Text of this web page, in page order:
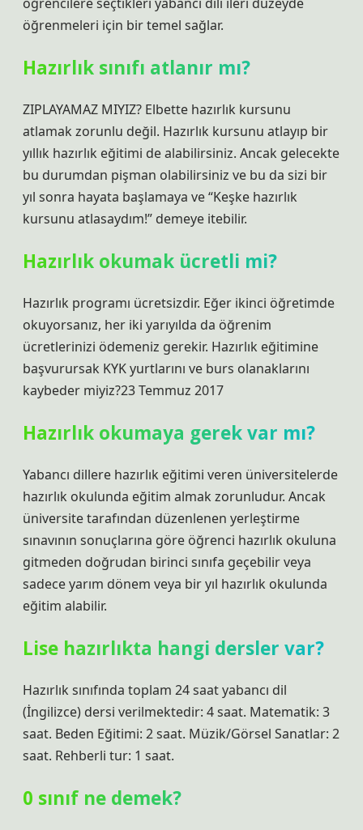
öğrenmeleri için bir temel sağlar.
Hazırlık sınıfı atlanır mı?
ZIPLAYAMAZ MIYIZ? Elbette hazırlık kursunu
atlamak zorunlu değil. Hazırlık kursunu atlayıp bir
yıllık hazırlık eğitimi de alabilirsiniz. Ancak gelecekte
bu durumdan pişman olabilirsiniz ve bu da sizi bir
yıl sonra hayata başlamaya ve “Keşke hazırlık
kursunu atlasaydım!” demeye itebilir.
Hazırlık okumak ücretli mi?
Hazırlık programı ücretsizdir. Eğer ikinci öğretimde
okuyorsanız, her iki yarıyılda da öğrenim
ücretlerinizi ödemeniz gerekir. Hazırlık eğitimine
başvurursak KYK yurtlarını ve burs olanaklarını
kaybeder miyiz?23 Temmuz 2017
Hazırlık okumaya gerek var mı?
Yabancı dillere hazırlık eğitimi veren üniversitelerde
hazırlık okulunda eğitim almak zorunludur. Ancak
üniversite tarafından düzenlenen yerleştirme
sınavının sonuçlarına göre öğrenci hazırlık okuluna
gitmeden doğrudan birinci sınıfa geçebilir veya
sadece yarım dönem veya bir yıl hazırlık okulunda
eğitim alabilir.
Lise hazırlıkta hangi dersler var?
Hazırlık sınıfında toplam 24 saat yabancı dil
(İngilizce) dersi verilmektedir: 4 saat. Matematik: 3
saat. Beden Eğitimi: 2 saat. Müzik/Görsel Sanatlar: 2
saat. Rehberli tur: 1 saat.
0 sınıf ne demek?